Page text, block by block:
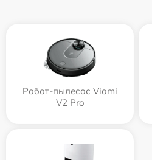
Робот-пылесос Viomi
V2 Pro